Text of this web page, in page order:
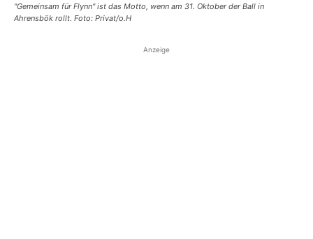
"Gemeinsam für Flynn" ist das Motto, wenn am 31. Oktober der Ball in
Ahrensbök rollt. Foto: Privat/o.H
Anzeige